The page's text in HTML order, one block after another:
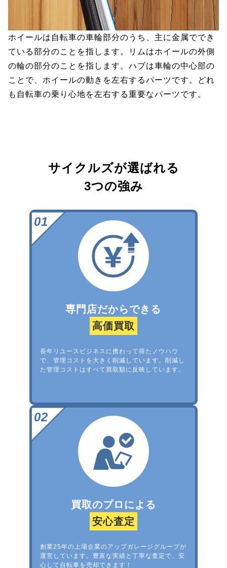
ホイールは自転車の車輪部分のうち、主に金属ででき
ている部分のことを指します。リムはホイールの外側
の輪の部分のことを指します。ハブは車輪の中心部の
ことで、ホイールの動きを左右するパーツです。どれ
も自転車の乗り心地を左右する重要なパーツです。
サイクルズが選ばれる
3つの強み
専門店だからできる
高価買取
長年リユースビジネスに携わって得たノウハウ
で、管理コストを大きく削減しています。削減し
た管理コストはすべて買取額に反映しています。
買取のプロによる
安心査定
創業25年の上場企業のアップガレージグループが
運営しています。豊富な実績と丁寧な査定で、安
心して自転車を売却できます！